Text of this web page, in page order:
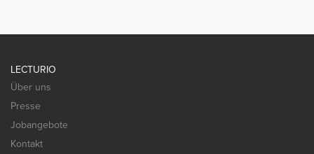
LECTURIO
Über uns
Presse
Jobangebote
Kontakt